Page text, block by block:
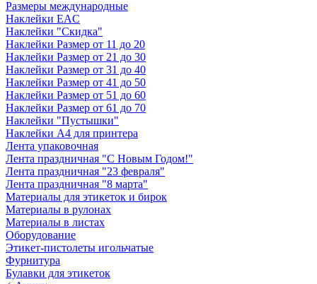
Размеры международные
Наклейки EAC
Наклейки "Скидка"
Наклейки Размер от 11 до 20
Наклейки Размер от 21 до 30
Наклейки Размер от 31 до 40
Наклейки Размер от 41 до 50
Наклейки Размер от 51 до 60
Наклейки Размер от 61 до 70
Наклейки "Пустышки"
Наклейки А4 для принтера
Лента упаковочная
Лента праздничная "С Новым Годом!"
Лента праздничная "23 февраля"
Лента праздничная "8 марта"
Материалы для этикеток и бирок
Материалы в рулонах
Материалы в листах
Оборудование
Этикет-пистолеты игольчатые
Фурнитура
Булавки для этикеток